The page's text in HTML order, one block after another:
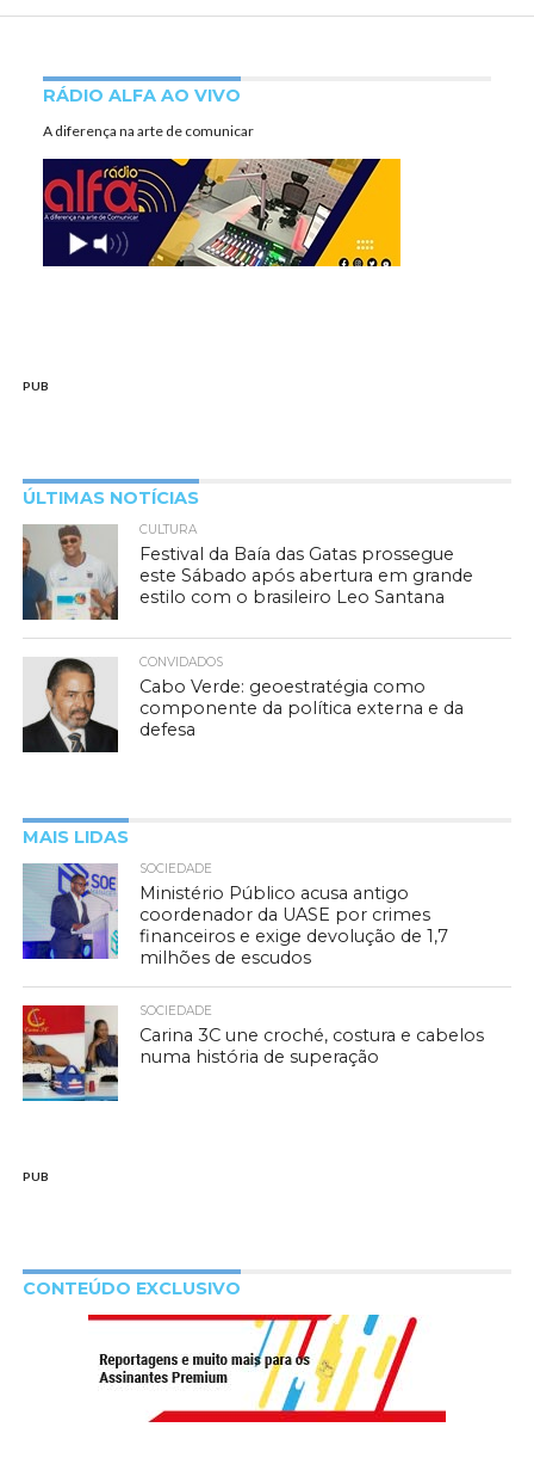
RÁDIO ALFA AO VIVO
A diferença na arte de comunicar
PUB
ÚLTIMAS NOTÍCIAS
CULTURA
Festival da Baía das Gatas prossegue
este Sábado após abertura em grande
estilo com o brasileiro Leo Santana
CONVIDADOS
Cabo Verde: geoestratégia como
componente da política externa e da
defesa
MAIS LIDAS
SOCIEDADE
Ministério Público acusa antigo
coordenador da UASE por crimes
financeiros e exige devolução de 1,7
milhões de escudos
SOCIEDADE
Carina 3C une croché, costura e cabelos
numa história de superação
PUB
CONTEÚDO EXCLUSIVO